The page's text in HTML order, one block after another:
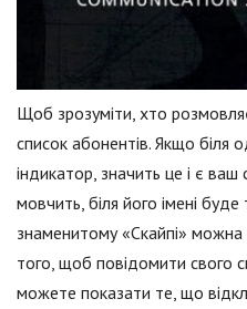
Щоб зрозуміти, хто
список абонентів. Якщо біля
індикатор, значить це і є
мовчить, біля його імені буде
знаменитому «Скайпі»
того, щоб повідомити свого
можете показати те, що